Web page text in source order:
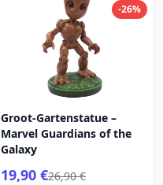
-26%
Groot-Gartenstatue –
Marvel Guardians of the
Galaxy
19,90 €26,90 €